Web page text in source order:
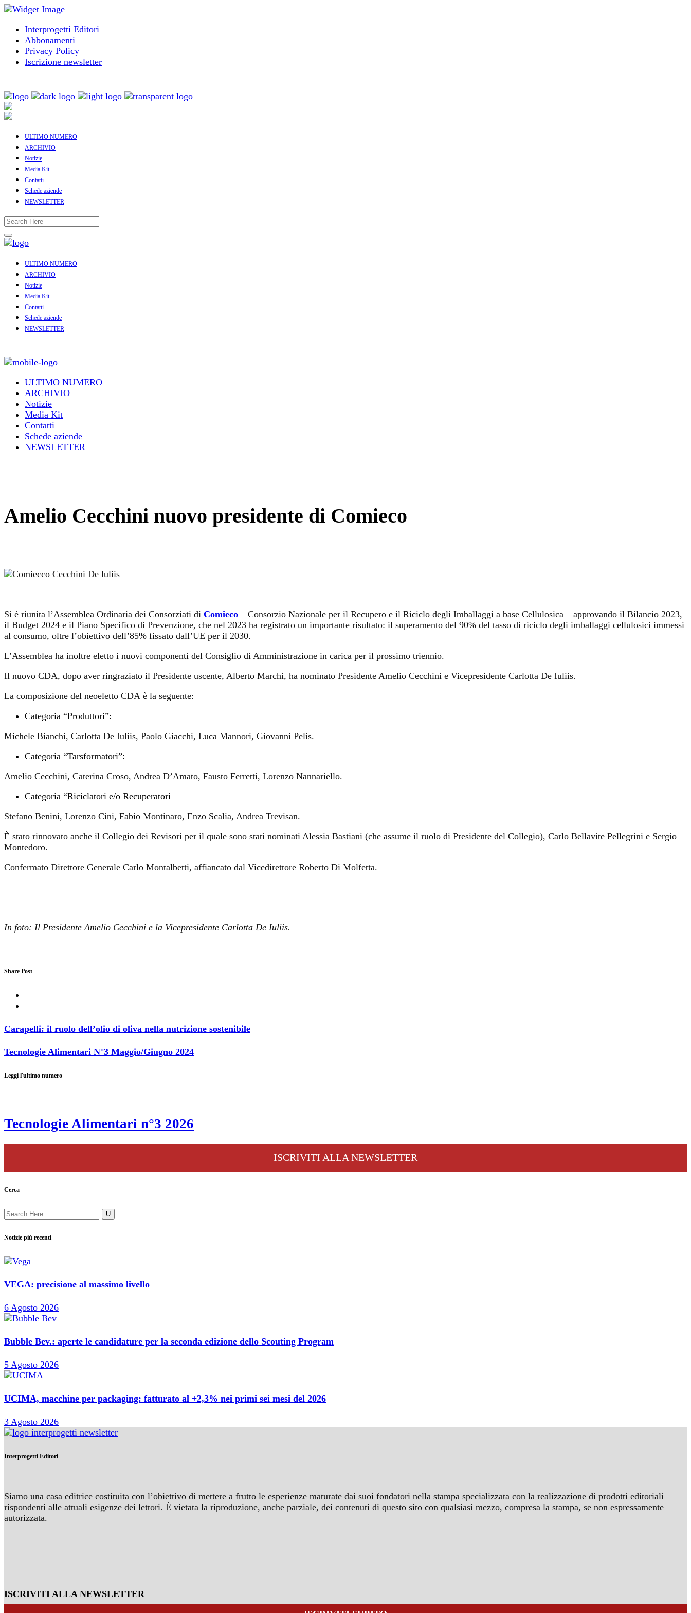
Interprogetti Editori
Abbonamenti
Privacy Policy
Iscrizione newsletter
ULTIMO NUMERO
ARCHIVIO
Notizie
Media Kit
Contatti
Schede aziende
NEWSLETTER
ULTIMO NUMERO
ARCHIVIO
Notizie
Media Kit
Contatti
Schede aziende
NEWSLETTER
ULTIMO NUMERO
ARCHIVIO
Notizie
Media Kit
Contatti
Schede aziende
NEWSLETTER
Amelio Cecchini nuovo presidente di Comieco
Si è riunita l’Assemblea Ordinaria dei Consorziati di Comieco – Consorzio Nazionale per il Recupero e il Riciclo degli Imballaggi a base Cellulosica – approvando il Bilancio 2023,
il Budget 2024 e il Piano Specifico di Prevenzione, che nel 2023 ha registrato un importante risultato: il superamento del 90% del tasso di riciclo degli imballaggi cellulosici immessi
al consumo, oltre l’obiettivo dell’85% fissato dall’UE per il 2030.
L’Assemblea ha inoltre eletto i nuovi componenti del Consiglio di Amministrazione in carica per il prossimo triennio.
Il nuovo CDA, dopo aver ringraziato il Presidente uscente, Alberto Marchi, ha nominato Presidente Amelio Cecchini e Vicepresidente Carlotta De Iuliis.
La composizione del neoeletto CDA è la seguente:
Categoria “Produttori”:
Michele Bianchi, Carlotta De Iuliis, Paolo Giacchi, Luca Mannori, Giovanni Pelis.
Categoria “Tarsformatori”:
Amelio Cecchini, Caterina Croso, Andrea D’Amato, Fausto Ferretti, Lorenzo Nannariello.
Categoria “Riciclatori e/o Recuperatori
Stefano Benini, Lorenzo Cini, Fabio Montinaro, Enzo Scalia, Andrea Trevisan.
È stato rinnovato anche il Collegio dei Revisori per il quale sono stati nominati Alessia Bastiani (che assume il ruolo di Presidente del Collegio), Carlo Bellavite Pellegrini e Sergio
Montedoro.
Confermato Direttore Generale Carlo Montalbetti, affiancato dal Vicedirettore Roberto Di Molfetta.
In foto: Il Presidente Amelio Cecchini e la Vicepresidente Carlotta De Iuliis.
Share Post
Carapelli: il ruolo dell’olio di oliva nella nutrizione sostenibile
Tecnologie Alimentari N°3 Maggio/Giugno 2024
Leggi l'ultimo numero
Tecnologie Alimentari n°3 2026
ISCRIVITI ALLA NEWSLETTER
Cerca
Notizie più recenti
VEGA: precisione al massimo livello
6 Agosto 2026
Bubble Bev.: aperte le candidature per la seconda edizione dello Scouting Program
5 Agosto 2026
UCIMA, macchine per packaging: fatturato al +2,3% nei primi sei mesi del 2026
3 Agosto 2026
Interprogetti Editori
Siamo una casa editrice costituita con l’obiettivo di mettere a frutto le esperienze maturate dai suoi fondatori nella stampa specializzata con la realizzazione di prodotti editoriali
rispondenti alle attuali esigenze dei lettori. È vietata la riproduzione, anche parziale, dei contenuti di questo sito con qualsiasi mezzo, compresa la stampa, se non espressamente
autorizzata.
ISCRIVITI ALLA NEWSLETTER